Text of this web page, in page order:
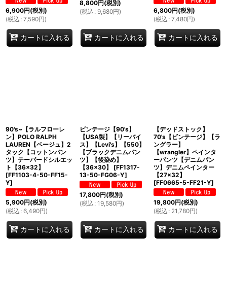
6,900円(税別)
(税込 : 7,590円)
カートに入れる
8,800円(税別)
(税込 : 9,680円)
カートに入れる
6,800円(税別)
(税込 : 7,480円)
カートに入れる
90's~【ラルフローレ
ン】POLO RALPH
LAUREN【ベージュ】2
タック【コットンパン
ツ】テーパードシルエッ
ト【36×32】
[FF1103-4-50-FF15-
Y]
5,900円(税別)
(税込 : 6,490円)
カートに入れる
ビンテージ【90's】
【USA製】【リーバイ
ス】【Levi's】【550】
【ブラックデニムパン
ツ】【後染め】
【36×30】
[FF1317-
13-50-FG06-Y]
17,800円(税別)
(税込 : 19,580円)
カートに入れる
【デッドストック】
70's【ビンテージ】【ラ
ングラー】
【wrangler】ペインタ
ーパンツ【デニムパン
ツ】デニムペインター
【27×32】
[FF0665-5-FF21-Y]
19,800円(税別)
(税込 : 21,780円)
カートに入れる